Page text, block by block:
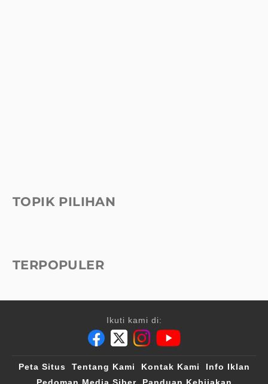
TOPIK PILIHAN
TERPOPULER
Ikuti kami di:
Peta Situs Tentang Kami Kontak Kami
Info Iklan